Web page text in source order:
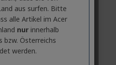
aus surfen. Bitte
alle Artikel im Acer
nur innerhalb
bzw. Österreichs
werden.